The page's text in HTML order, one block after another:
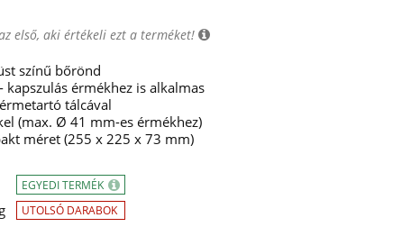
első, aki értékeli ezt a terméket!
színű bőrönd
érmékhez is alkalmas
tálcával
(max. Ø 41 mm-es érmékhez)
méret (255 x 225 x 73 mm)
EGYEDI TERMÉK
UTOLSÓ DARABOK